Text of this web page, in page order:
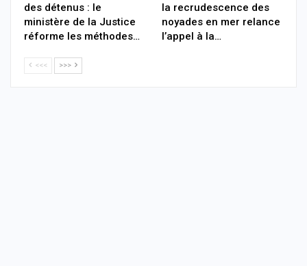
des détenus : le
ministère de la Justice
réforme les méthodes…
la recrudescence des
noyades en mer relance
l’appel à la…
<<< >>>